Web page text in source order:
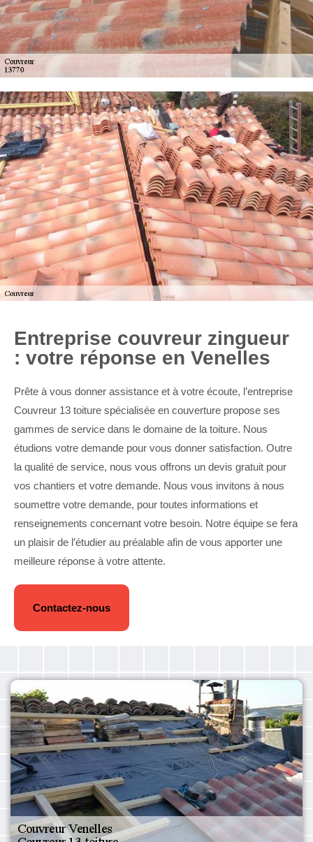
Entreprise couvreur zingueur
: votre réponse en Venelles
Prête à vous donner assistance et à votre écoute, l’entreprise
Couvreur 13 toiture spécialisée en couverture propose ses
gammes de service dans le domaine de la toiture. Nous
étudions votre demande pour vous donner satisfaction. Outre
la qualité de service, nous vous offrons un devis gratuit pour
vos chantiers et votre demande. Nous vous invitons à nous
soumettre votre demande, pour toutes informations et
renseignements concernant votre besoin. Notre équipe se fera
un plaisir de l’étudier au préalable afin de vous apporter une
meilleure réponse à votre attente.
Contactez-nous